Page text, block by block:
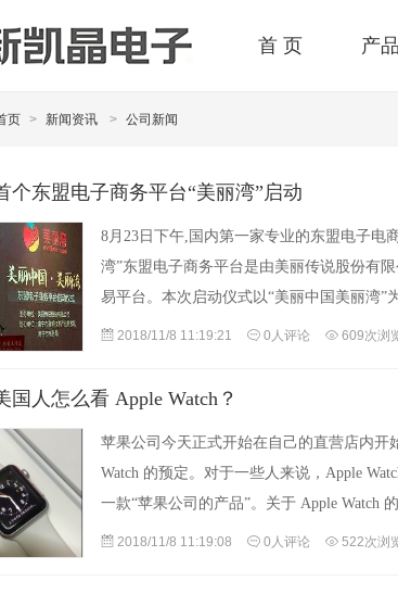
首 页 产
页 > 新闻资讯 > 公司新闻
个东盟电子商务平台“美丽湾”启动
8月23日下午,国内第一家专业的东盟电子电
湾”东盟电子商务平台是由美丽传说股份有
易平台。本次启动仪式以“美丽中国美丽湾”
2018/11/8 11:19:21 0人评论 609次浏
国人怎么看 Apple Watch？
苹果公司今天正式开始在自己的直营店内开
Watch 的预定。对于一些人来说，Apple
一款“苹果公司的产品”。关于 Apple Watch
2018/11/8 11:19:08 0人评论 522次浏